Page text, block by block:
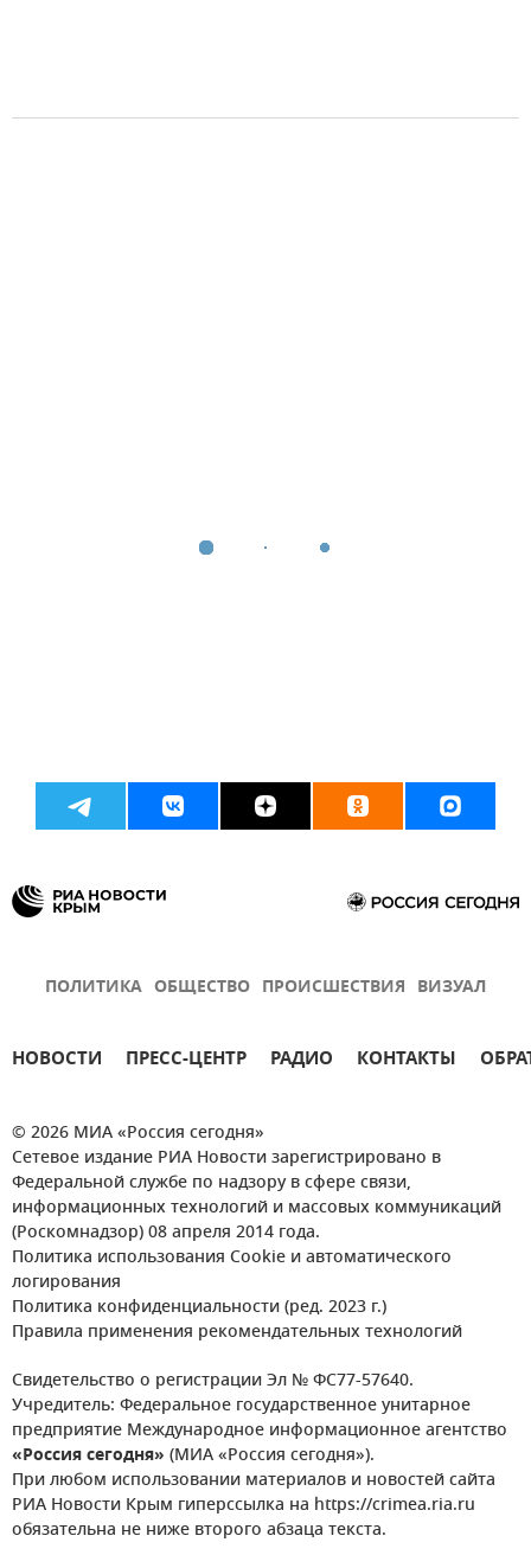
ПОЛИТИКА ОБЩЕСТВО ПРОИСШЕСТВИЯ ВИЗУАЛ
НОВОСТИ ПРЕСС-ЦЕНТР РАДИО КОНТАКТЫ
© 2026 МИА «Россия сегодня»
Сетевое издание РИА Новости зарегистрировано в
Федеральной службе по надзору в сфере связи,
информационных технологий и массовых коммуникаций
(Роскомнадзор) 08 апреля 2014 года.
Политика использования Cookie и автоматического
логирования
Политика конфиденциальности (ред. 2023 г.)
Правила применения рекомендательных технологий
Свидетельство о регистрации Эл № ФС77-57640.
Учредитель: Федеральное государственное унитарное
предприятие Международное информационное агентство
«Россия сегодня» (МИА «Россия сегодня»).
При любом использовании материалов и новостей сайта
РИА Новости Крым гиперссылка на https://crimea.ria.ru
обязательна не ниже второго абзаца текста.